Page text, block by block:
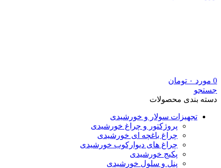
0 مورد ۰ تومان
جستجو
دسته بندی محصولات
تجهیزات سولار و خورشیدی
پروژکتور و چراغ خورشیدی
چراغ باغچه ای خورشیدی
چراغ های دیوارکوب خورشیدی
پکیج خورشیدی
پنل و سلول خورشیدی